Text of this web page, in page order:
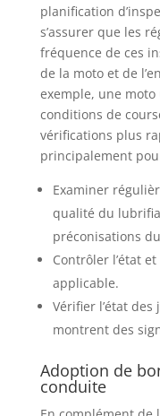
planification
s’assurer que les
fréquence de ces
de la moto et de
exemple, une
conditions de
vérifications plus
principalement
Examiner
qualité du
préconisations
Contrôler l’état
applicable.
Vérifier l’état
montrent des
Adoption de
conduite